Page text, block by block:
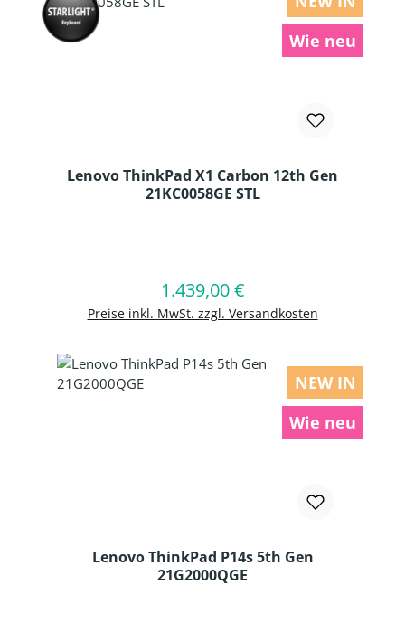
Wie neu
Lenovo ThinkPad X1 Carbon 12th Gen
21KC0058GE STL
Regulärer Preis:
1.439,00 €
Preise inkl. MwSt. zzgl. Versandkosten
In den Warenkorb
NEW IN
Wie neu
Lenovo ThinkPad P14s 5th Gen
21G2000QGE